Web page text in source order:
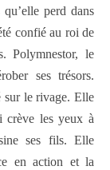
perd dans
confié au roi de
Polymnestor, le
ses trésors.
sur le rivage. Elle
crève les yeux à
ses fils. Elle
en action et la